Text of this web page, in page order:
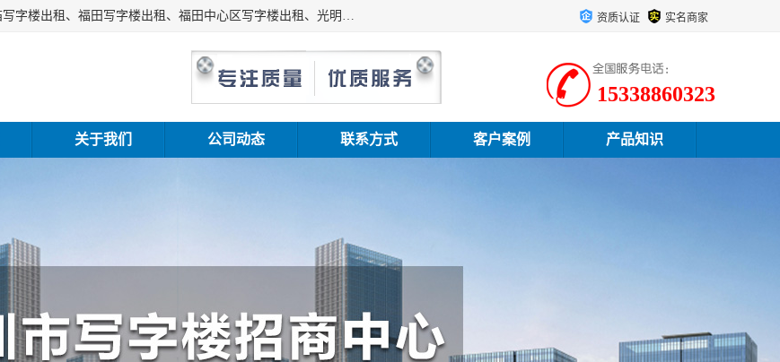
深圳鑫企通投资发展有限公司主营业务：宝安写字楼出租、车公庙写字楼出租、福田写字楼出租、福田中心区写字楼出租、光明写字楼出租、后海写字楼出租、科技园写字楼出租、南山写字楼出租等。公司专注为写字楼提供整体解决方案的化服务，依托于长期的写字楼线下运营经验和积累，以及丰富的互联网从业经验，拥有完善的服务架构体系、丰富的行业经验、与充分的销售资源。 资质认证 实名商家
15338860323
关于我们 公司动态 联系方式 客户案例 产品知识